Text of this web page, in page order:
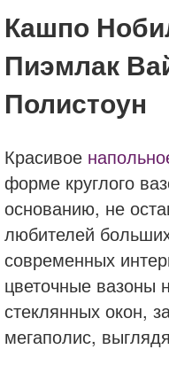
Кашпо
Пиэмлак
Полистоун
Красивое
форме круглого
основанию, не
любителей
современных
цветочные вазоны
стеклянных окон,
мегаполис,